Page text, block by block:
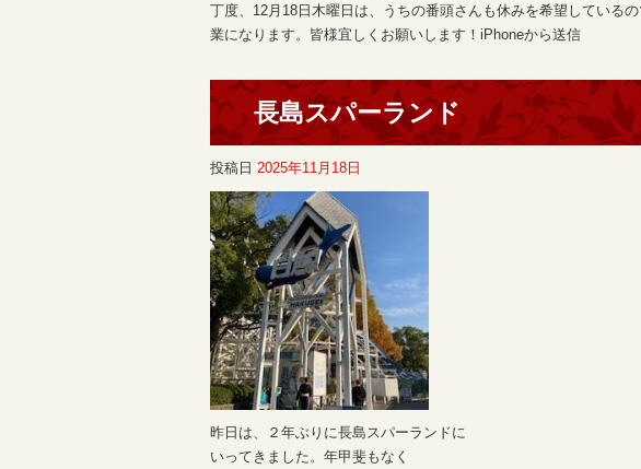
丁度、12月18日木曜日は、うちの番頭さんも休みを希望している
業になります。皆様宜しくお願いします！iPhoneから送信
長島スパーランド
投稿日 2025年11月18日
昨日は、２年ぶりに長島スパーランドに
いってきました。年甲斐もなく